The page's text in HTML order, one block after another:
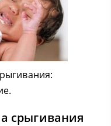
срыгивания